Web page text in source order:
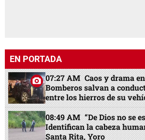
EN PORTADA
07:27 AM Caos y drama
Bomberos salvan a
entre los hierros de su
08:49 AM “De Dios no se
Identifican la cabeza
Santa Rita, Yoro